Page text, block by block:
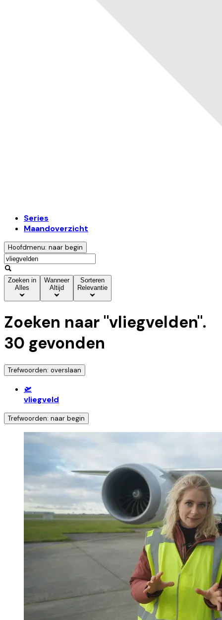
Series
Maandoverzicht
Hoofdmenu: naar begin
Zoeken in
Alles
Wanneer
Altijd
Sorteren
Relevantie
Zoeken naar "vliegvelden".
30 gevonden
Trefwoorden: overslaan
🛫
vliegveld
Trefwoorden: naar begin